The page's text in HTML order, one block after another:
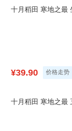
十月稻田 寒地之最
¥39.90 价格走势
十月稻田 寒地之最